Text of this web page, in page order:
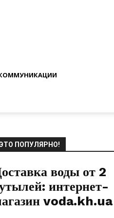
ПОПУЛЯРНО!
воды от 2
интернет-
voda.kh.ua
27.04.2019